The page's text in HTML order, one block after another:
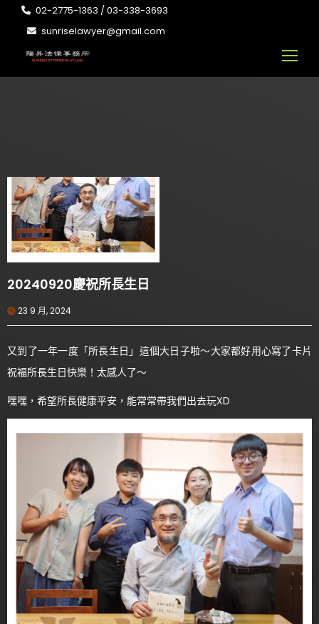
02-2775-1363 / 03-338-3693
sunriselawyer@gmail.com
20240920慶祝所長生日
23 9 月, 2024
又到了一年一度「所長生日」這個大日子啦～大家都好用心寫了卡片
祝福所長生日快樂！太感人了～
嘿嘿，希望所長健康平安，能常常帶我們出去玩XD